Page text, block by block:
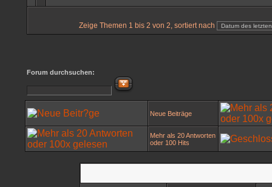
Zeige Themen 1 bis 2 von 2, sortiert nach
Forum durchsuchen:
Neue Beiträge
Mehr als 20 Antworten
oder 100 Hits